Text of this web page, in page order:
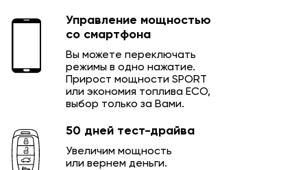
Управление мощностью
со смартфона
Вы можете переключать
режимы в одно нажатие.
Прирост мощности SPORT
или экономия топлива ECO,
выбор только за Вами.
50 дней тест-драйва
Увеличим мощность
или вернем деньги.